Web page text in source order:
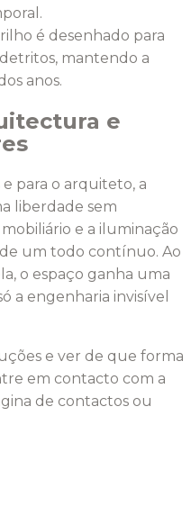
é desenhado para
mantendo a
anos.
e
para o arquiteto, a
liberdade sem
e a iluminação
um todo contínuo. Ao
o espaço ganha uma
a engenharia invisível
e ver de que forma
em contacto com a
de contactos ou